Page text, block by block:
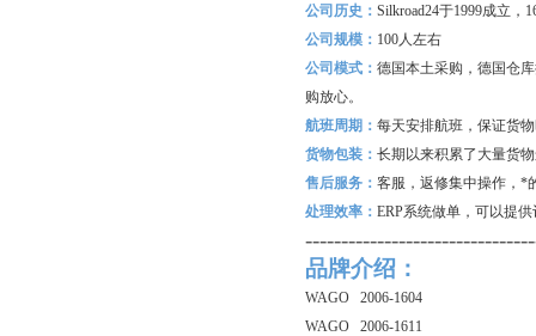
公司历史： Silkroad24于1999成立，
公司规模： 100人左右
公司模式： 德国本土采购，德国仓
购放心。
航班周期： 每天安排航班，保证货
货物包装： 长期以来积累了大量货
售后服务： 客服，返修集中操作，*
处理效率： ERP系统做单，可以提
品牌介绍：
WAGO 2006-1604
WAGO 2006-1611